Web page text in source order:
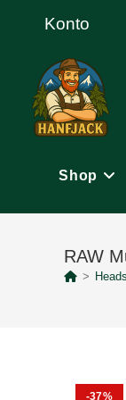
Konto
Shop
RAW
>
-37%